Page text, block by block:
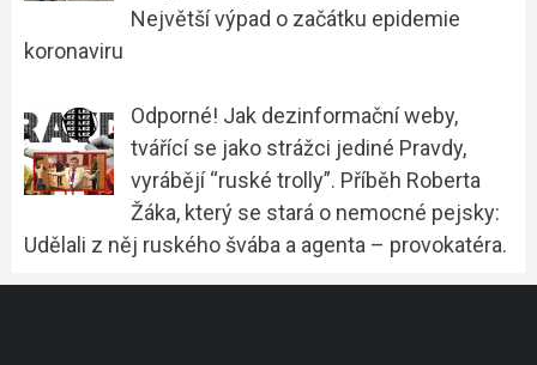
Největší výpad o začátku epidemie
koronaviru
Odporné! Jak dezinformační weby,
tvářící se jako strážci jediné Pravdy,
vyrábějí “ruské trolly”. Příběh Roberta
Žáka, který se stará o nemocné pejsky:
Udělali z něj ruského švába a agenta – provokatéra.